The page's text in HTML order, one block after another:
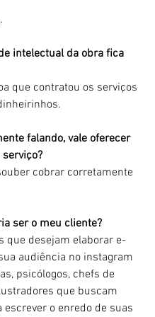
intelectual da obra fica
que contratou os serviços
falando, vale oferecer
cobrar corretamente
ser o meu cliente?
que desejam elaborar e-
audiência no instagram
psicólogos, chefs de
que buscam
escrever o enredo de suas